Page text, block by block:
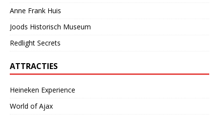
Anne Frank Huis
Joods Historisch Museum
Redlight Secrets
ATTRACTIES
Heineken Experience
World of Ajax